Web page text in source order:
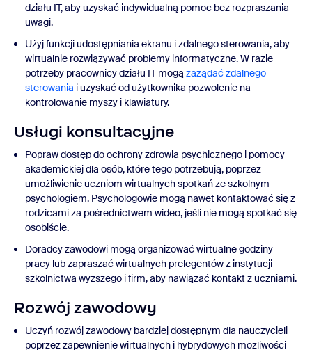
działu IT, aby uzyskać indywidualną pomoc bez rozpraszania
uwagi.
Użyj funkcji udostępniania ekranu i zdalnego sterowania, aby
wirtualnie rozwiązywać problemy informatyczne. W razie
potrzeby pracownicy działu IT mogą zażądać zdalnego
sterowania i uzyskać od użytkownika pozwolenie na
kontrolowanie myszy i klawiatury.
Usługi konsultacyjne
Popraw dostęp do ochrony zdrowia psychicznego i pomocy
akademickiej dla osób, które tego potrzebują, poprzez
umożliwienie uczniom wirtualnych spotkań ze szkolnym
psychologiem. Psychologowie mogą nawet kontaktować się z
rodzicami za pośrednictwem wideo, jeśli nie mogą spotkać się
osobiście.
Doradcy zawodowi mogą organizować wirtualne godziny
pracy lub zapraszać wirtualnych prelegentów z instytucji
szkolnictwa wyższego i firm, aby nawiązać kontakt z uczniami.
Rozwój zawodowy
Uczyń rozwój zawodowy bardziej dostępnym dla nauczycieli
poprzez zapewnienie wirtualnych i hybrydowych możliwości